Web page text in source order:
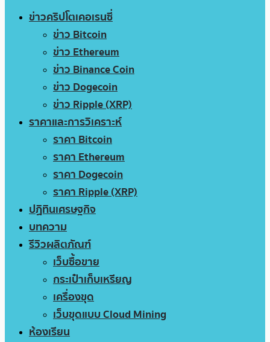
ข่าวคริปโตเคอเรนซี่
ข่าว Bitcoin
ข่าว Ethereum
ข่าว Binance Coin
ข่าว Dogecoin
ข่าว Ripple (XRP)
ราคาและการวิเคราะห์
ราคา Bitcoin
ราคา Ethereum
ราคา Dogecoin
ราคา Ripple (XRP)
ปฏิทินเศรษฐกิจ
บทความ
รีวิวผลิตภัณฑ์
เว็บซื้อขาย
กระเป๋าเก็บเหรียญ
เครื่องขุด
เว็บขุดแบบ Cloud Mining
ห้องเรียน